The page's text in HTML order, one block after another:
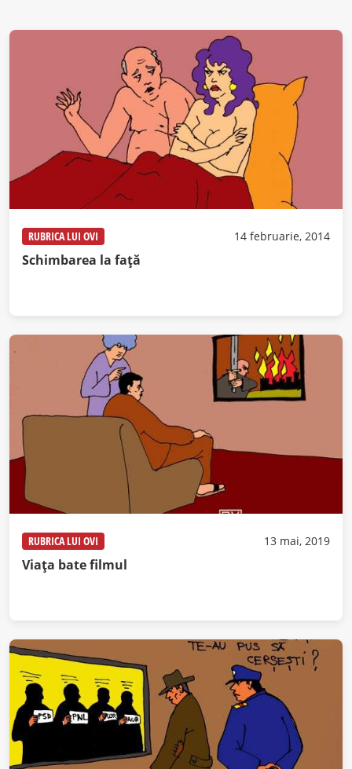
RUBRICA LUI OVI 14 februarie, 2014
Schimbarea la faţă
RUBRICA LUI OVI 13 mai, 2019
Viața bate filmul